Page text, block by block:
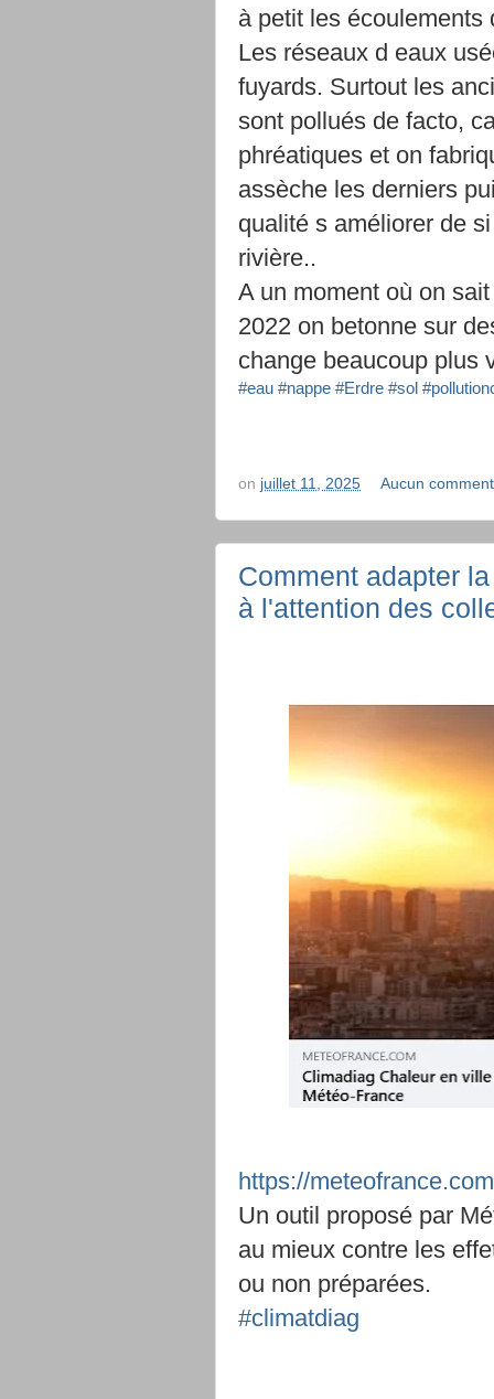
à petit les
Les réseaux d eaux
fuyards. Surtout les
sont pollués de facto,
phréatiques et on
assèche les derniers
qualité s améliorer de
rivière..
A un moment où on
2022 on betonne sur
change beaucoup plus
#eau #nappe #Erdre #sol
on juillet 11, 2025 Aucun
Comment adapter
à l'attention des
https://
Un outil proposé par
au mieux contre les
ou non préparées.
#climatdiag